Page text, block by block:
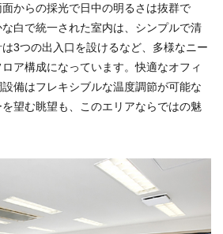
からの採光で日中の明るさは抜群で
白で統一された室内は、シンプルで清
3つの出入口を設けるなど、多様なニー
ア構成になっています。快適なオフィ
備はフレキシブルな温度調節が可能な
望む眺望も、このエリアならではの魅